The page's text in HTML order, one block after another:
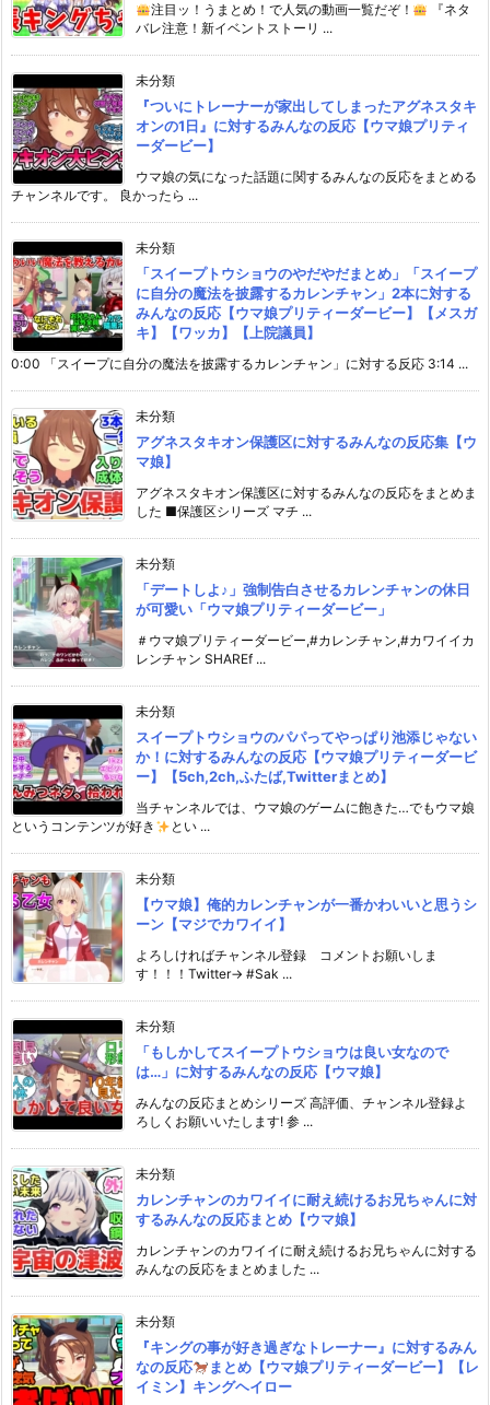
注目ッ！うまとめ！で人気の動画一覧だぞ！
『ネタ
バレ注意！新イベントストーリ ...
未分類
『ついにトレーナーが家出してしまったアグネスタキ
オンの1日』に対するみんなの反応【ウマ娘プリティ
ーダービー】
ウマ娘の気になった話題に関するみんなの反応をまとめる
チャンネルです。 良かったら ...
未分類
「スイープトウショウのやだやだまとめ」「スイープ
に自分の魔法を披露するカレンチャン」2本に対する
みんなの反応【ウマ娘プリティーダービー】【メスガ
キ】【ワッカ】【上院議員】
0:00 「スイープに自分の魔法を披露するカレンチャン」に対する反応 3:14 ...
未分類
アグネスタキオン保護区に対するみんなの反応集【ウ
マ娘】
アグネスタキオン保護区に対するみんなの反応をまとめま
した ■保護区シリーズ マチ ...
未分類
「デートしよ♪」強制告白させるカレンチャンの休日
が可愛い「ウマ娘プリティーダービー」
＃ウマ娘プリティーダービー,#カレンチャン,#カワイイカ
レンチャン SHAREf ...
未分類
スイープトウショウのパパってやっぱり池添じゃない
か！に対するみんなの反応【ウマ娘プリティーダービ
ー】【5ch,2ch,ふたば,Twitterまとめ】
当チャンネルでは、ウマ娘のゲームに飽きた…でもウマ娘
というコンテンツが好き
とい ...
未分類
【ウマ娘】俺的カレンチャンが一番かわいいと思うシ
ーン【マジでカワイイ】
よろしければチャンネル登録 コメントお願いしま
す！！！Twitter→ #Sak ...
未分類
「もしかしてスイープトウショウは良い女なので
は…」に対するみんなの反応【ウマ娘】
みんなの反応まとめシリーズ 高評価、チャンネル登録よ
ろしくお願いいたします! 参 ...
未分類
カレンチャンのカワイイに耐え続けるお兄ちゃんに対
するみんなの反応まとめ【ウマ娘】
カレンチャンのカワイイに耐え続けるお兄ちゃんに対する
みんなの反応をまとめました ...
未分類
『キングの事が好き過ぎなトレーナー』に対するみん
なの反応
まとめ【ウマ娘プリティーダービー】【レ
イミン】キングヘイロー